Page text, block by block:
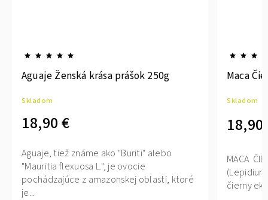
Aguaje Ženská krása prášok 250g
Skladom
18,90 €
Aguaje, tiež známe ako "Buriti" alebo
"Mauritia flexuosa L.", je ovocie
pochádzajúce z amazonskej oblasti, ktoré
je...
Maca
Skladom
18,90
MACA
čierny